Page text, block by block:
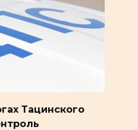
Тацинского